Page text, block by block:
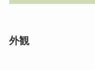
外観